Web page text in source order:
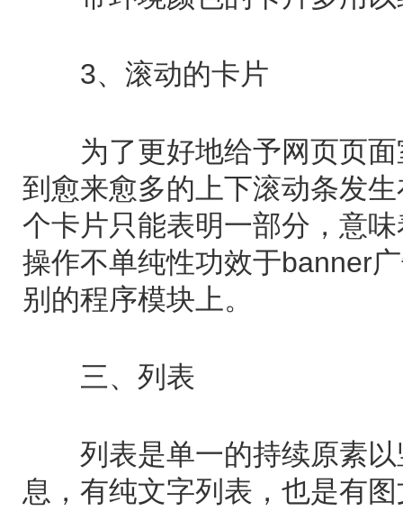
3、滚动的卡片
为了更好地给予网页页面
到愈来愈多的上下滚动条发
个卡片只能表明一部分，意
操作不单纯性功效于banner
别的程序模块上。
三、列表
列表是单一的持续原素以
息，有纯文字列表，也是有